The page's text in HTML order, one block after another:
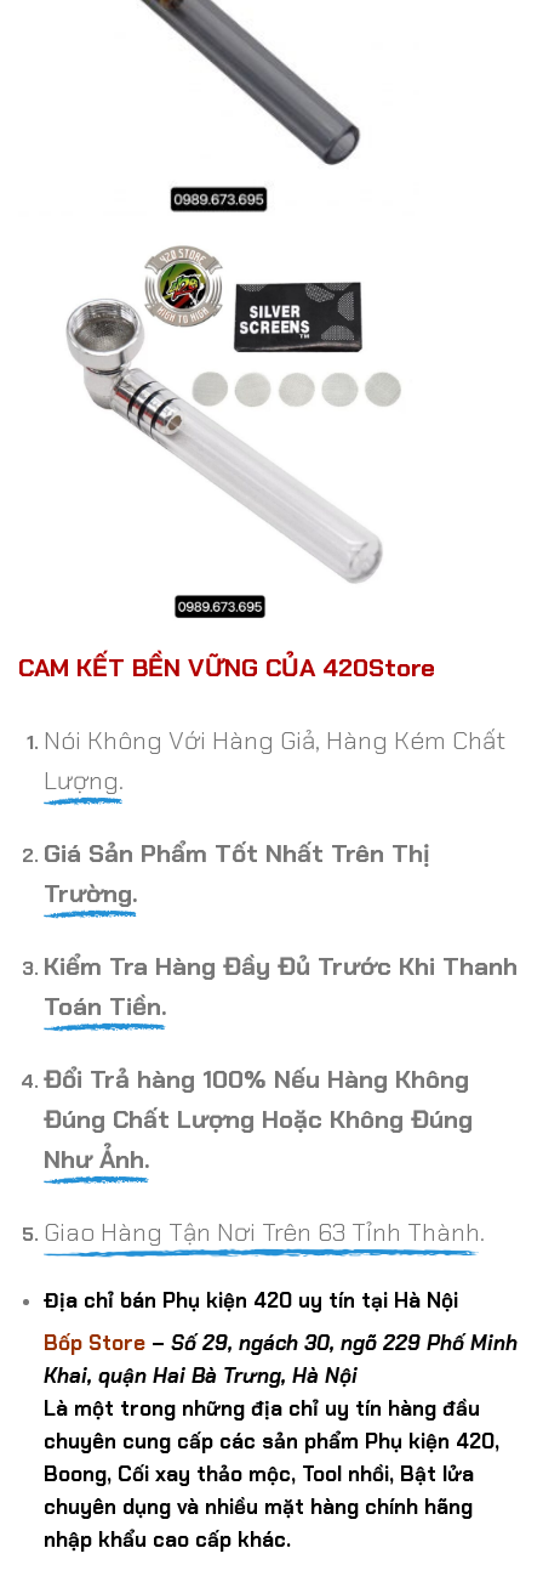
CAM KẾT BỀN VỮNG CỦA 420Store
Nói Không Với Hàng Giả, Hàng Kém Chất
Lượng.
Giá Sản Phẩm Tốt Nhất Trên Thị
Trường.
Kiểm Tra Hàng Đầy Đủ Trước Khi Thanh
Toán Tiền.
Đổi Trả hàng 100% Nếu Hàng Không
Đúng Chất Lượng Hoặc Không Đúng
Như Ảnh.
Giao Hàng Tận Nơi Trên 63 Tỉnh Thành.
Địa chỉ bán Phụ kiện 420 uy tín tại Hà Nội
Bốp Store– Số 29, ngách 30, ngõ 229 Phố Minh
Khai, quận Hai Bà Trưng, Hà Nội
Là một trong những địa chỉ uy tín hàng đầu
chuyên cung cấp các sản phẩm Phụ kiện 420,
Boong, Cối xay thảo mộc, Tool nhồi, Bật lửa
chuyên dụng và nhiều mặt hàng chính hãng
nhập khẩu cao cấp khác.